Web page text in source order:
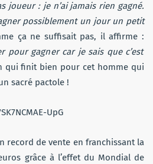
joueur : je n’ai jamais rien gagné.
possiblement un jour un petit
ça ne suffisait pas, il affirme :
pour gagner car je sais que c’est
qui finit bien pour cet homme qui
sacré pactole !
record de vente en franchissant la
grâce à l’effet du Mondial de